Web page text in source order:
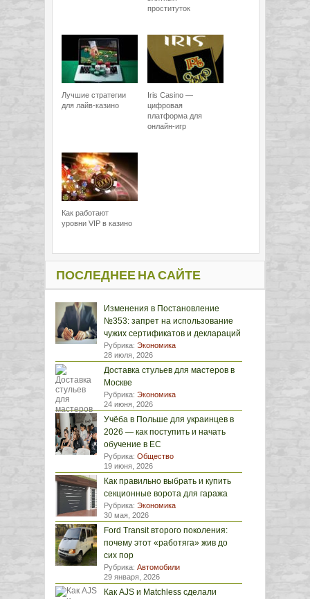
проституток
Лучшие стратегии
для лайв-казино
Iris Casino —
цифровая
платформа для
онлайн-игр
Как работают
уровни VIP в казино
ПОСЛЕДНЕЕ НА САЙТЕ
Изменения в Постановление
№353: запрет на использование
чужих сертификатов и деклараций
Рубрика: Экономика
28 июля, 2026
Доставка стульев для мастеров в
Москве
Рубрика: Экономика
24 июня, 2026
Учёба в Польше для украинцев в
2026 — как поступить и начать
обучение в ЕС
Рубрика: Общество
19 июня, 2026
Как правильно выбрать и купить
секционные ворота для гаража
Рубрика: Экономика
30 мая, 2026
Ford Transit второго поколения:
почему этот «работяга» жив до
сих пор
Рубрика: Автомобили
29 января, 2026
Как AJS и Matchless сделали